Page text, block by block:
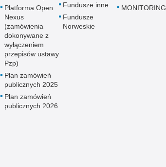
Platforma Open
Nexus
(zamówienia
dokonywane z
wyłączeniem
przepisów ustawy
Pzp)
Plan zamówień
publicznych 2025
Plan zamówień
publicznych 2026
Fundusze inne
Fundusze
Norweskie
MONITORING